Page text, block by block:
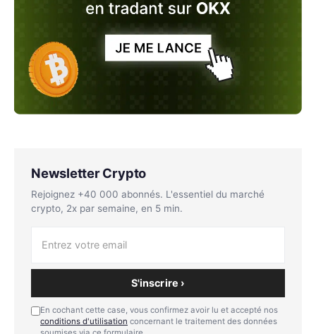
Newsletter Crypto
Rejoignez +40 000 abonnés. L'essentiel du marché
crypto, 2x par semaine, en 5 min.
S'inscrire ›
En cochant cette case, vous confirmez avoir lu et accepté nos
conditions d'utilisation concernant le traitement des données